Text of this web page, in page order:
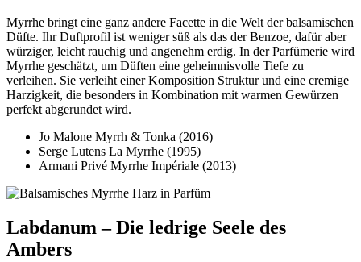
Myrrhe bringt eine ganz andere Facette in die Welt der balsamischen
Düfte. Ihr Duftprofil ist weniger süß als das der Benzoe, dafür aber
würziger, leicht rauchig und angenehm erdig. In der Parfümerie wird
Myrrhe geschätzt, um Düften eine geheimnisvolle Tiefe zu
verleihen. Sie verleiht einer Komposition Struktur und eine cremige
Harzigkeit, die besonders in Kombination mit warmen Gewürzen
perfekt abgerundet wird.
Jo Malone Myrrh & Tonka (2016)
Serge Lutens La Myrrhe (1995)
Armani Privé Myrrhe Impériale (2013)
Labdanum – Die ledrige Seele des
Ambers